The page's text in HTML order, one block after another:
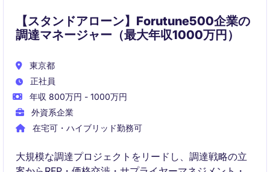
【スタンドアローン】Forutune500企業の
調達マネージャー（最大年収1000万円）
東京都
正社員
年収 800万円 - 1000万円
外資系企業
在宅可・ハイブリッド勤務可
大規模な調達プロジェクトをリードし、調達戦略の立